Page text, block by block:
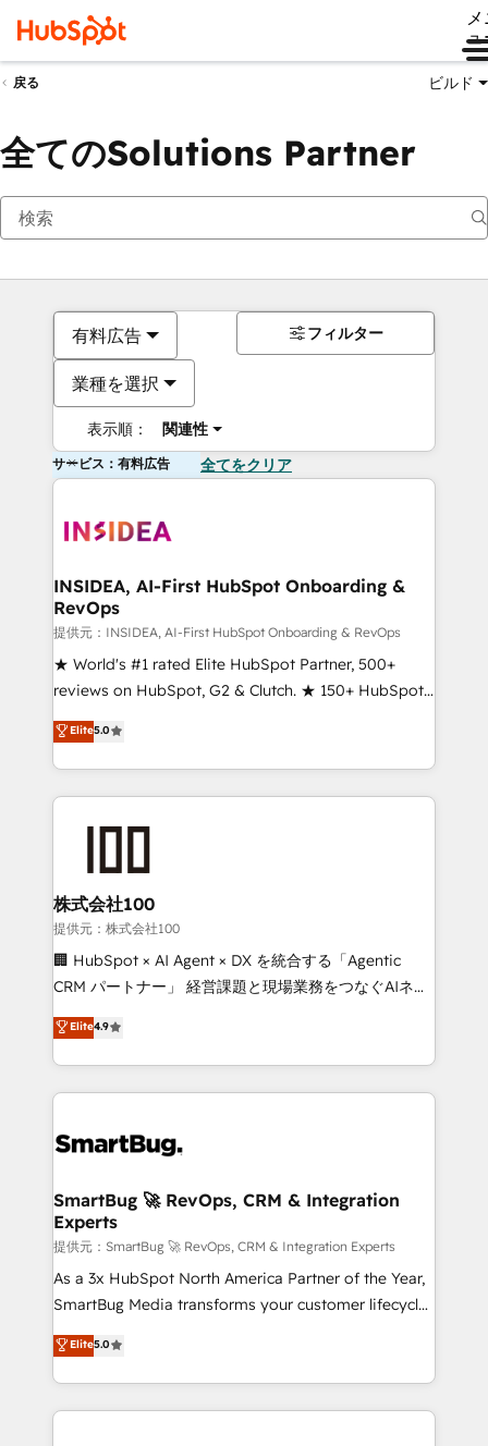
ュ
戻る ビルド
全てのSolutions Partner
有料広告
業種を選択
表示順： 関連性
フィルター
サービス：有料広告 全てをクリア
INSIDEA, AI-First HubSpot Onboarding &
RevOps
提供元：INSIDEA, AI-First HubSpot Onboarding & RevOps
★ World's #1 rated Elite HubSpot Partner, 500+
reviews on HubSpot, G2 & Clutch. ★ 150+ HubSpot
Certified Experts & Trainers across the team ★
1,500+ implementations across five continents ★ AI-
First, RevOps-led, Onboarding obsessed ★
Company of the Year 2024/25 INSIDEA helps
and build AI-powered workflows that drive adoption
from week one, in your time zone. What we do ➤
Onboarding: Live in weeks, with workflows built
around your business, not a template. ➤ Migration:
Move from any legacy CRM. Zero downtime, full data
run your revenue process. Sales, marketing, and
service wired together. ➤ AI and Integrations: Layer
tune-ups, feature rollouts, adoption coaching. Buying
HubSpot, switching to it, or reviving a stale portal?
We are built for the work.
Elite5.0
株式会社100
提供元：株式会社100
🏢 HubSpot × AI Agent × DX を統合する「Agentic
CRM パートナー」 経営課題と現場業務をつなぐAIネイ
ティブ・エージェンシーとして、HubSpot Eliteの実装
力で顧客フロント業務を再設計します。 💡 100inc は何
をする会社か？ HubSpotを共通基盤に、AIエージェン
トを組み込んだ顧客フロント業務（マーケティング・営
ィブ・エージェンシーです。事業部・グループ会社・部
を、CRMを軸とした全社共通基盤に再構築します。意
思決定者・PMO・現場担当者に並走します。 1️⃣
HubSpot導入・活用支援 顧客データの一元化から、
GTMの見える化・自動化まで。全Hub統合運用、デー
タ品質設計、グループ横断のCRM統合に対応します。
の一部をAIが自律実行する組織への移行を設計・実装。
Breeze・Claude等をHubSpotと連携させ、役割定義・
Elite4.9
SmartBug 🚀 RevOps, CRM & Integration
Experts
提供元：SmartBug 🚀 RevOps, CRM & Integration Experts
As a 3x HubSpot North America Partner of the Year,
SmartBug Media transforms your customer lifecycle
into a revenue engine. Our unified ecosystem
includes specialized divisions Globalia (AI &
Software) and Point Success Media (Paid Media),
making this the official home for all three brands. 🔄
Elite5.0